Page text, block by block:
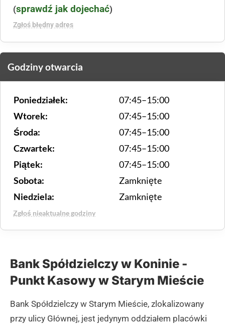
(sprawdź jak dojechać)
Zgłoś błędny adres
Godziny otwarcia
Poniedziałek:
07:45–15:00
Wtorek:
07:45–15:00
Środa:
07:45–15:00
Czwartek:
07:45–15:00
Piątek:
07:45–15:00
Sobota:
Zamknięte
Niedziela:
Zamknięte
Zgłoś nieaktualne godziny
Bank Spółdzielczy w Koninie -
Punkt Kasowy w Starym Mieście
Bank Spółdzielczy w Starym Mieście, zlokalizowany
przy ulicy Głównej, jest jedynym oddziałem placówki